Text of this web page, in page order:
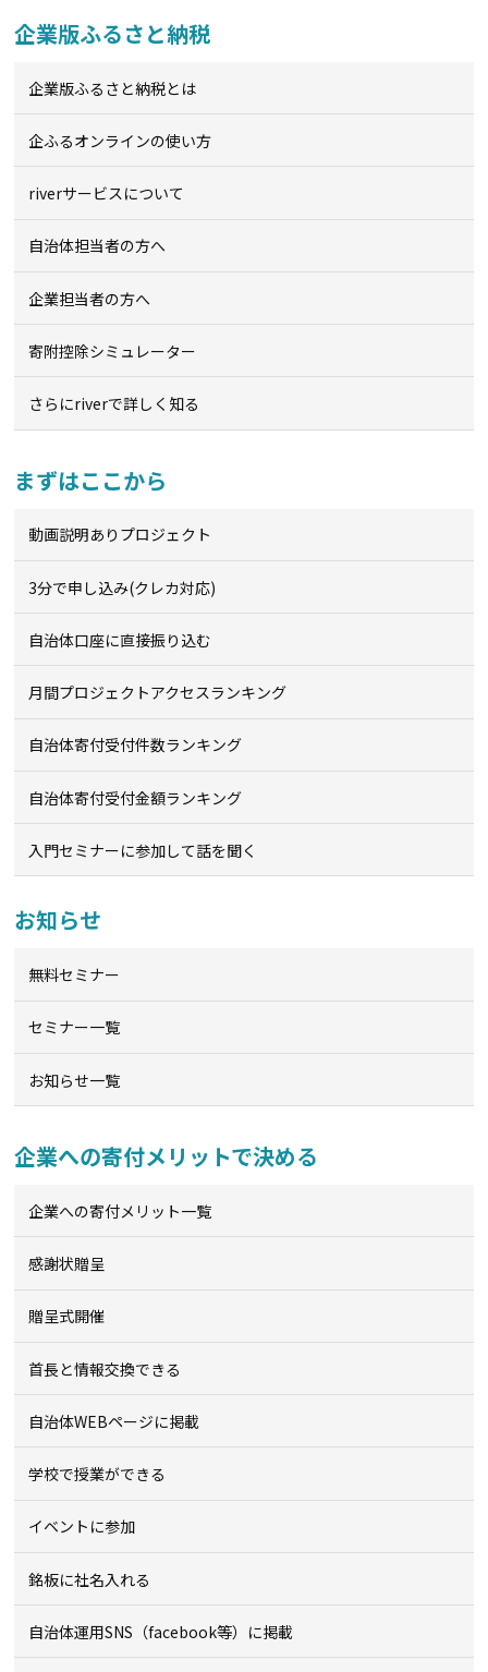
企業版ふるさと納税
企業版ふるさと納税とは
企ふるオンラインの使い方
riverサービスについて
自治体担当者の方へ
企業担当者の方へ
寄附控除シミュレーター
さらにriverで詳しく知る
まずはここから
動画説明ありプロジェクト
3分で申し込み(クレカ対応)
自治体口座に直接振り込む
月間プロジェクトアクセスランキング
自治体寄付受付件数ランキング
自治体寄付受付金額ランキング
入門セミナーに参加して話を聞く
お知らせ
無料セミナー
セミナー一覧
お知らせ一覧
企業への寄付メリットで決める
企業への寄付メリット一覧
感謝状贈呈
贈呈式開催
首長と情報交換できる
自治体WEBページに掲載
学校で授業ができる
イベントに参加
銘板に社名入れる
自治体運用SNS（facebook等）に掲載